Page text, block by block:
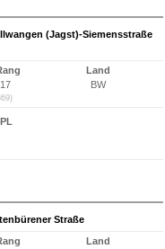
(Jagst)-Siemensstraße
Land
BW
Straße
Land